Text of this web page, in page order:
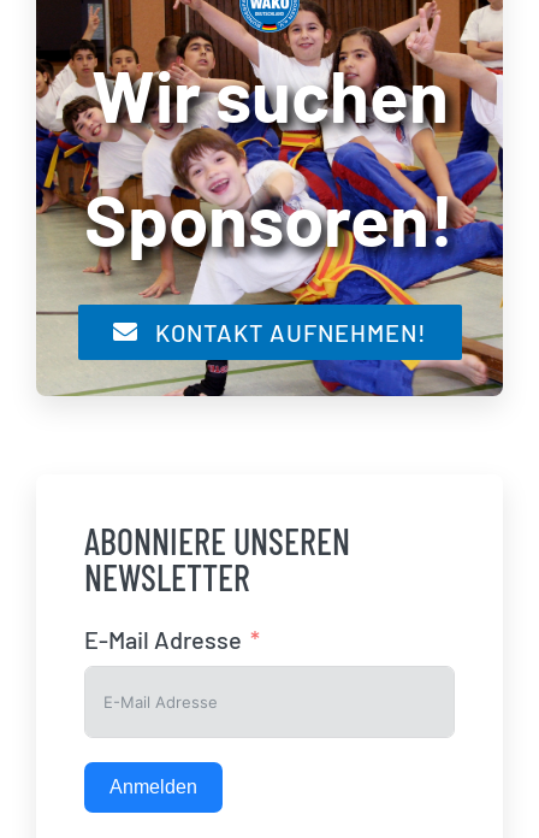
Wir suchen
Sponsoren!
KONTAKT AUFNEHMEN!
ABONNIERE UNSEREN
NEWSLETTER
E-Mail Adresse
Anmelden